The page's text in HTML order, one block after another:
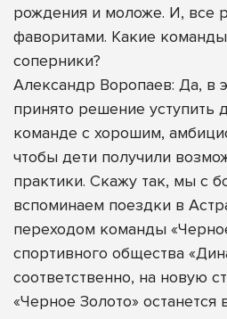
рождения и моложе. И, все
фаворитами. Какие
соперники?
Александр Воропаев: Да, в
принято решение уступить
команде с хорошим,
чтобы дети получили
практики. Скажу так, мы с
вспоминаем поездки в
переходом команды
спортивного общества
соответственно, на новую
«Черное Золото»